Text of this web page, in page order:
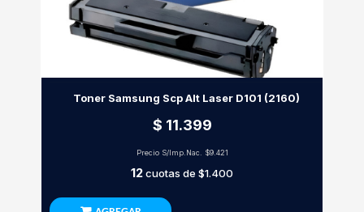
Toner Samsung Scp Alt Laser D101 (2160)
$ 11.399
Precio S/Imp.Nac. $9.421
12cuotas de $1.400